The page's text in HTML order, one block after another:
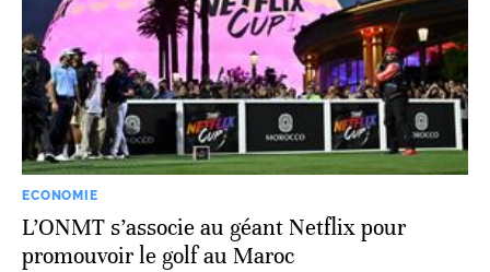
ECONOMIE
L’ONMT s’associe au géant Netflix pour
promouvoir le golf au Maroc